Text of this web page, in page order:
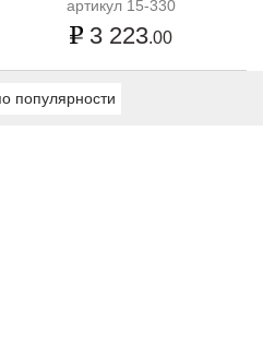
артикул 15-330
3 223.00
популярности